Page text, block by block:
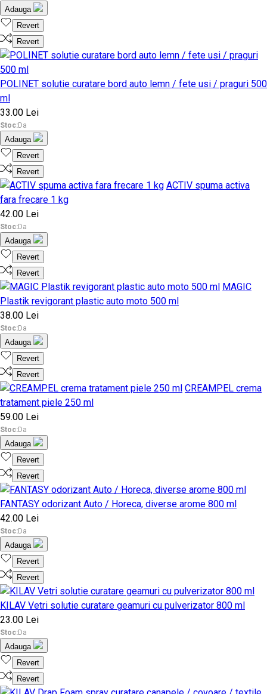
Adauga
Revert
Revert
POLINET solutie curatare bord auto lemn / fete usi / praguri 500
ml
33.00 Lei
Stoc:Da
Adauga
Revert
Revert
ACTIV spuma activa
fara frecare 1 kg
42.00 Lei
Stoc:Da
Adauga
Revert
Revert
MAGIC
Plastik revigorant plastic auto moto 500 ml
38.00 Lei
Stoc:Da
Adauga
Revert
Revert
CREAMPEL crema
tratament piele 250 ml
59.00 Lei
Stoc:Da
Adauga
Revert
Revert
FANTASY odorizant Auto / Horeca, diverse arome 800 ml
42.00 Lei
Stoc:Da
Adauga
Revert
Revert
KILAV Vetri solutie curatare geamuri cu pulverizator 800 ml
23.00 Lei
Stoc:Da
Adauga
Revert
Revert